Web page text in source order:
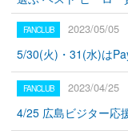
2023/05/05
5/30(火)・31(水)は
2023/04/25
4/25 広島ビジター応